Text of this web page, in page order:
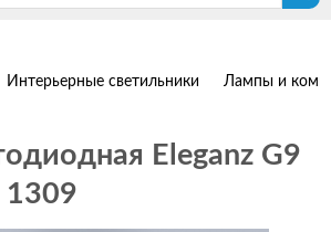
Интерьерные светильники Лампы и
Eleganz G9
1309